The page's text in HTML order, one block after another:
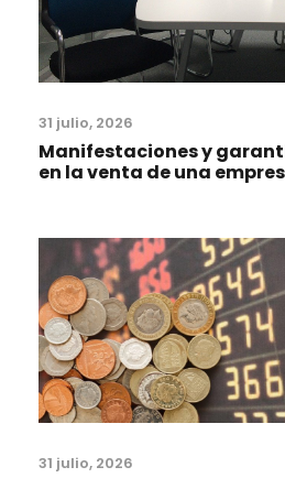
31 julio, 2026
Manifestaciones y
en la venta de una
31 julio, 2026